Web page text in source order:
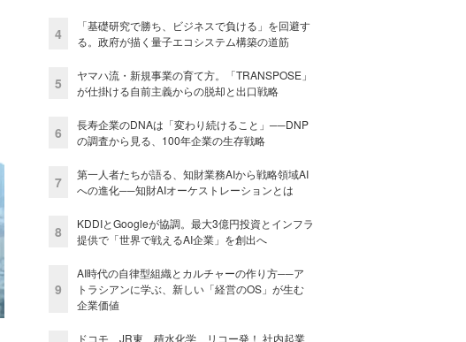
4
「基礎研究で勝ち、ビジネスで負ける」を回避す
る。政府が描く量子エコシステム構築の道筋
5
ヤマハ流・新規事業の育て方。「TRANSPOSE」
が仕掛ける自前主義からの脱却と出口戦略
6
長寿企業のDNAは「変わり続けること」──DNP
の調査から見る、100年企業の生存戦略
7
第一人者たちが語る、知財業務AIから戦略領域AI
への進化──知財AIオーケストレーションとは
8
KDDIとGoogleが協調。最大3億円投資とインフラ
提供で「世界で戦えるAI企業」を創出へ
9
AI時代の自律型組織とカルチャーの作り方──ア
トラシアンに学ぶ、新しい「経営のOS」が生む
企業価値
ドコモ、JR東、積水化学、リコー発！ 社内起業